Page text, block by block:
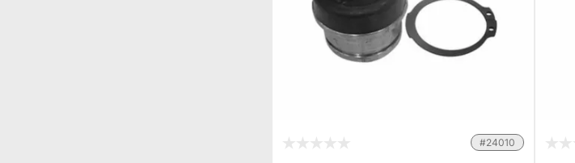
#24010